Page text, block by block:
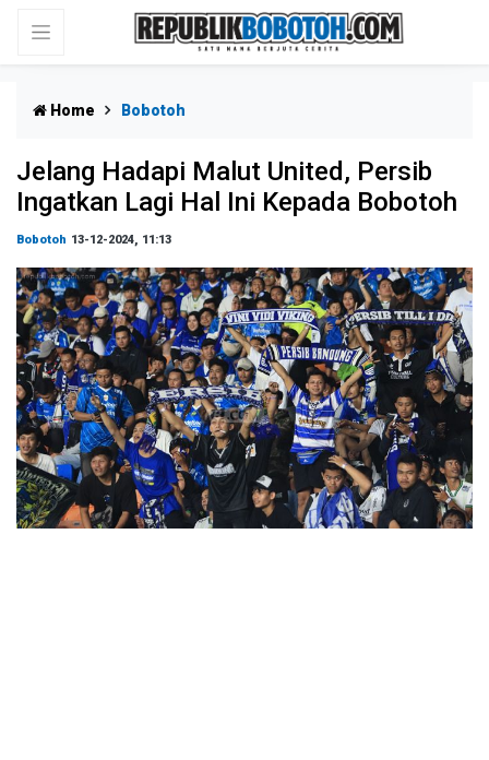
Home Bobotoh
Jelang Hadapi Malut United, Persib
Ingatkan Lagi Hal Ini Kepada Bobotoh
Bobotoh 13-12-2024, 11:13